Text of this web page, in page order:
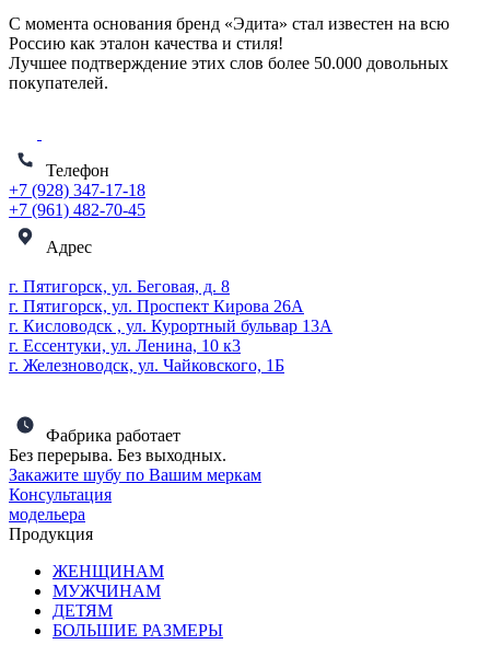
С момента основания бренд «Эдита» стал известен на всю
Россию как эталон качества и стиля!
Лучшее подтверждение этих слов более 50.000 довольных
покупателей.
Телефон
+7 (928) 347-17-18
+7 (961) 482-70-45
Адрес
г. Пятигорск, ул. Беговая, д. 8
г. Пятигорск, ул. Проспект Кирова 26А
г. Кисловодск , ул. Курортный бульвар 13А
г. Ессентуки, ул. Ленина, 10 к3
г. Железноводск, ул. Чайковского, 1Б
Фабрика работает
Без перерыва. Без выходных.
Закажите шубу по Вашим меркам
Консультация
модельера
Продукция
ЖЕНЩИНАМ
МУЖЧИНАМ
ДЕТЯМ
БОЛЬШИЕ РАЗМЕРЫ